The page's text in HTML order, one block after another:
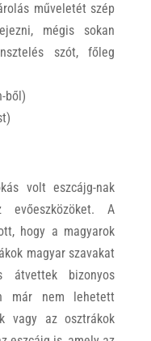
műveletét szép
mégis sokan
szót, főleg
ből)
volt eszcájg-nak
evőeszközöket. A
hogy a magyarok
magyar szavakat
átvettek bizonyos
már nem lehetett
vagy az osztrákok